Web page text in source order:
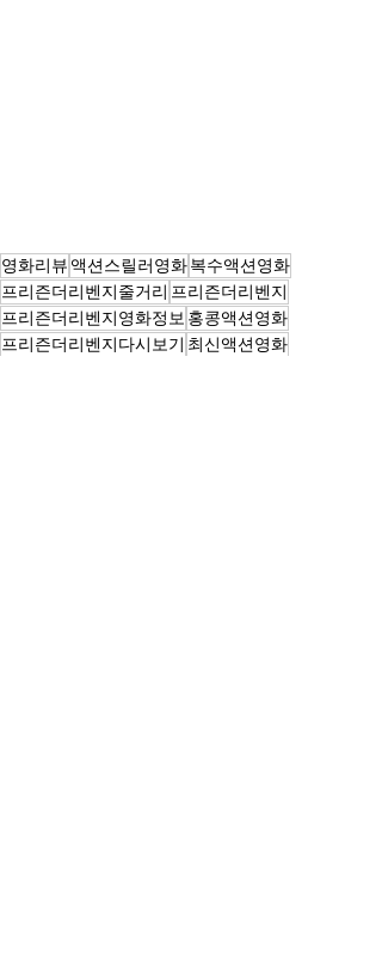
영화리뷰 액션스릴러영화복수액션영화
프리즌더리벤지줄거리 프리즌더리벤지
프리즌더리벤지영화정보 홍콩액션영화
프리즌더리벤지다시보기 최신액션영화